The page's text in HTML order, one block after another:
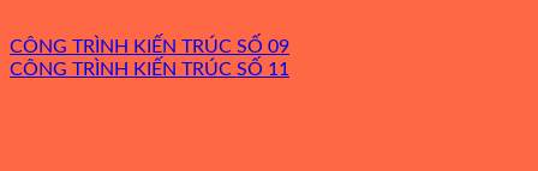
CÔNG TRÌNH KIẾN TRÚC SỐ 09
CÔNG TRÌNH KIẾN TRÚC SỐ 11